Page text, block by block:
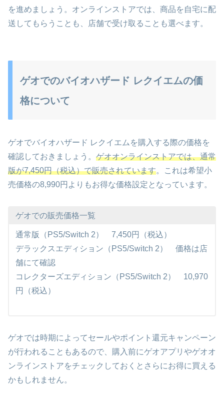
を進めましょう。オンラインストアでは、商品を自宅に配
送してもらうことも、店舗で受け取ることも選べます。
ゲオでのバイオハザード レクイエムの価
格について
ゲオでバイオハザード レクイエムを購入する際の価格を
確認しておきましょう。 ゲオオンラインストアでは、通常
版が7,450円（税込）で販売されています。これは希望小
売価格の8,990円よりもお得な価格設定となっています。
ゲオでの販売価格一覧
通常版（PS5/Switch 2） 7,450円（税込）
デラックスエディション（PS5/Switch 2） 価格は店
舗にて確認
コレクターズエディション（PS5/Switch 2） 10,970
円（税込）
ゲオでは時期によってセールやポイント還元キャンペーン
が行われることもあるので、購入前にゲオアプリやゲオオ
ンラインストアをチェックしておくとさらにお得に買える
かもしれません。